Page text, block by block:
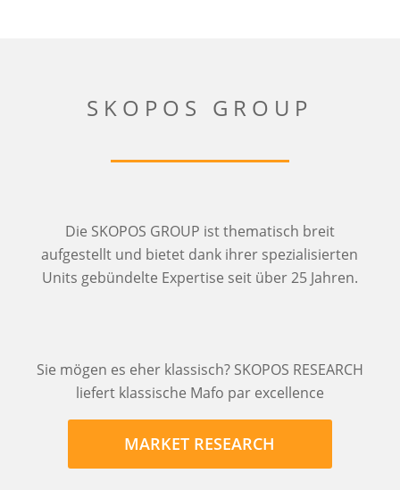
SKOPOS GROUP
Die SKOPOS GROUP ist thematisch breit
aufgestellt und bietet dank ihrer spezialisierten
Units gebündelte Expertise seit über 25 Jahren.
Sie mögen es eher klassisch? SKOPOS RESEARCH
liefert klassische Mafo par excellence
MARKET RESEARCH